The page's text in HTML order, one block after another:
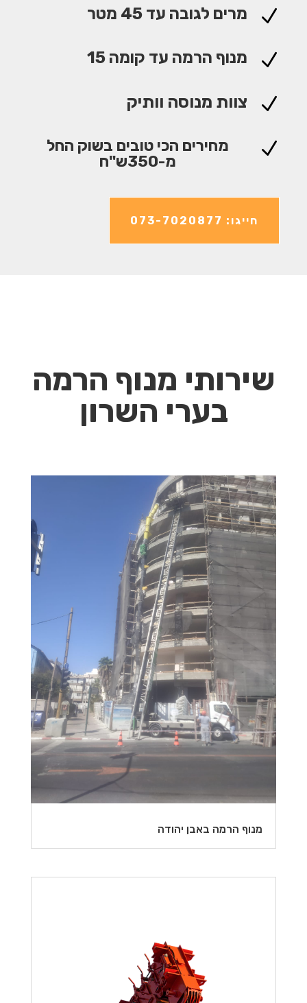
N מרים לגובה עד 45 מטר
N מנוף הרמה עד קומה 15
N צוות מנוסה וותיק
N
מחירים הכי טובים בשוק החל
מ-350ש"ח
חייגו: 073-7020877
שירותי מנוף הרמה
בערי השרון
מנוף הרמה באבן יהודה